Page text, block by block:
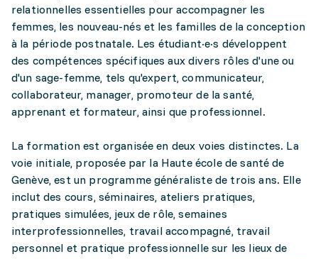
relationnelles essentielles pour accompagner les
femmes, les nouveau-nés et les familles de la conception
à la période postnatale. Les étudiant·e·s développent
des compétences spécifiques aux divers rôles d'une ou
d'un sage-femme, tels qu'expert, communicateur,
collaborateur, manager, promoteur de la santé,
apprenant et formateur, ainsi que professionnel.
La formation est organisée en deux voies distinctes. La
voie initiale, proposée par la Haute école de santé de
Genève, est un programme généraliste de trois ans. Elle
inclut des cours, séminaires, ateliers pratiques,
pratiques simulées, jeux de rôle, semaines
interprofessionnelles, travail accompagné, travail
personnel et pratique professionnelle sur les lieux de